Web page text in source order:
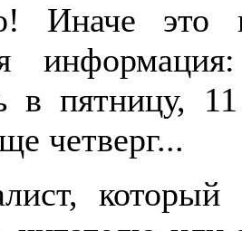
Иначе это
в пятницу,
четверг...